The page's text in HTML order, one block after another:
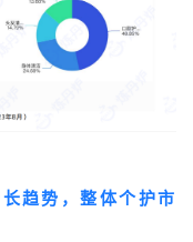
趋势，整体个护市